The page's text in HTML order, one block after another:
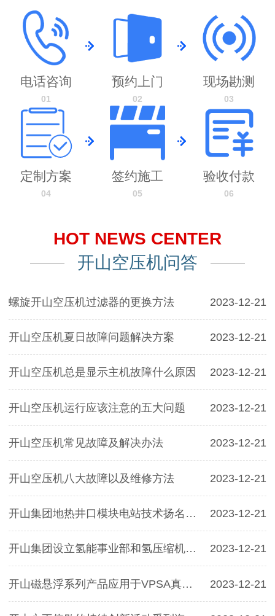
电话咨询
01
预约上门
02
现场勘测
03
定制方案
04
签约施工
05
验收付款
06
HOT NEWS CENTER
开山空压机问答
螺旋开山空压机过滤器的更换方法 2023-12-21
开山空压机夏日故障问题解决方案 2023-12-21
开山空压机总是显示主机故障什么原因 2023-12-21
开山空压机运行应该注意的五大问题 2023-12-21
开山空压机常见故障及解决办法 2023-12-21
开山空压机八大故障以及维修方法 2023-12-21
开山集团地热井口模块电站技术扬名非洲，为国争光 2023-12-21
开山集团设立氢能事业部和氢压缩机研究所 2023-12-21
开山磁悬浮系列产品应用于VPSA真空制氧系统取得成功 2023-12-21